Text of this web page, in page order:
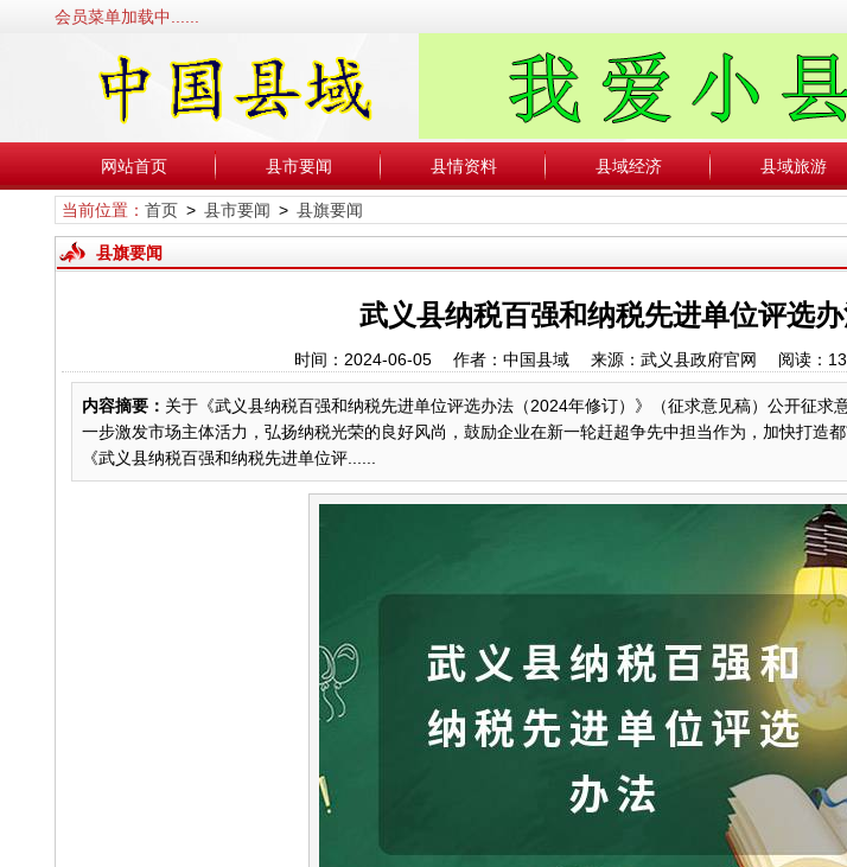
会员菜单加载中......
网站首页 县市要闻 县情资料 县域经济 县域旅游
当前位置： 首页> 县市要闻 > 县旗要闻
县旗要闻
武义县纳税百强和纳税先进单位评选
时间：2024-06-05 作者：中国县域 来源：武义县政府官网 阅读：
内容摘要： 关于《武义县纳税百强和纳税先进单位评选办法（2024年修订）》（征求意见稿）公开征求
一步激发市场主体活力，弘扬纳税光荣的良好风尚，鼓励企业在新一轮赶超争先中担当作为，加快打造
《武义县纳税百强和纳税先进单位评......